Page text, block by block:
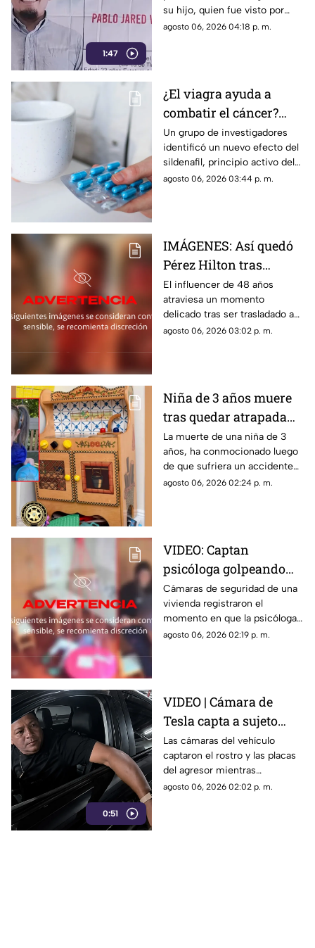
1:47
encontrarlo con vida
su hijo, quien fue visto por
última vez el 30 de julio de
agosto 06, 2026 04:18 p. m.
¿El viagra ayuda a
combatir el cáncer?
Estudio revela que
podría frenar la
metástasis
Un grupo de investigadores
identificó un nuevo efecto del
sildenafil, principio activo del
viagra, que podría cambiar su
agosto 06, 2026 03:44 p. m.
IMÁGENES: Así quedó
Pérez Hilton tras
agresiones durante en
vivo de TikTok
El influencer de 48 años
atraviesa un momento
delicado tras ser trasladado a
un hospital por cuerpos de
agosto 06, 2026 03:02 p. m.
Niña de 3 años muere
tras quedar atrapada
en cocina de juguete
La muerte de una niña de 3
años, ha conmocionado luego
de que sufriera un accidente
doméstico con una cocina de
agosto 06, 2026 02:24 p. m.
VIDEO: Captan
psicóloga golpeando
brutalmente a niño
INDEFENSO con
autismo y epilepsia
Cámaras de seguridad de una
vivienda registraron el
momento en que la psicóloga
agredió físicamente a un niño
agosto 06, 2026 02:19 p. m.
0:51
VIDEO | Cámara de
Tesla capta a sujeto
rayando el auto en
estacionamiento
Las cámaras del vehículo
captaron el rostro y las placas
del agresor mientras
vandalizaba la pintura. Esto
agosto 06, 2026 02:02 p. m.